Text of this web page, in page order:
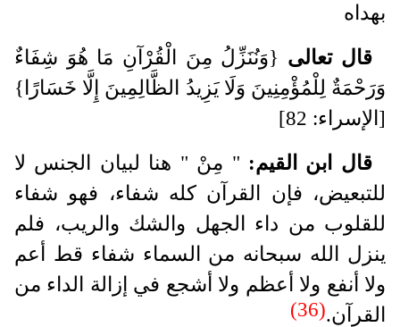
بهداه
قال تعالى {وَنُنَزِّلُ مِنَ الْقُرْآنِ مَا هُوَ شِفَاءٌ
وَرَحْمَةٌ لِلْمُؤْمِنِينَ وَلَا يَزِيدُ الظَّالِمِينَ إِلَّا خَسَارًا}
[الإسراء: 82]
قال ابن القيم: " مِنْ " هنا لبيان الجنس لا
للتبعيض، فإن القرآن كله شفاء، فهو شفاء
للقلوب من داء الجهل والشك والريب، فلم
ينزل الله سبحانه من السماء شفاء قط أعم
ولا أنفع ولا أعظم ولا أشجع في إزالة الداء من
القرآن.(36)